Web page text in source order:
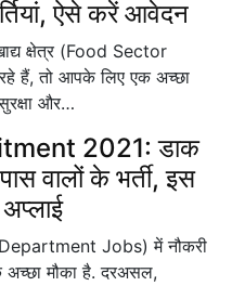
ऐसे करें आवेदन
क्षेत्र (Food Sector
हैं, तो आपके लिए एक अच्छा
और…
2021: डाक
वालों के भर्ती, इस
Jobs) में नौकरी
मौका है. दरअसल,